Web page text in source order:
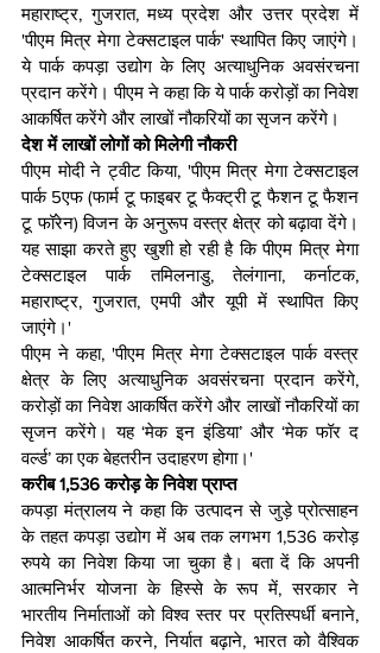
महाराष्ट्र, गुजरात, मध्य प्रदेश और उत्तर प्रदेश में
'पीएम मित्र मेगा टेक्सटाइल पार्क' स्थापित किए जाएंगे।
ये पार्क कपड़ा उद्योग के लिए अत्याधुनिक अवसंरचना
प्रदान करेंगे। पीएम ने कहा कि ये पार्क करोड़ों का निवेश
आकर्षित करेंगे और लाखों नौकरियों का सृजन करेंगे।
देश में लाखों लोगों को मिलेगी नौकरी
पीएम मोदी ने ट्वीट किया, 'पीएम मित्र मेगा टेक्सटाइल
पार्क 5एफ (फार्म टू फाइबर टू फैक्ट्री टू फैशन टू फैशन
टू फॉरेन) विजन के अनुरूप वस्त्र क्षेत्र को बढ़ावा देंगे।
यह साझा करते हुए खुशी हो रही है कि पीएम मित्र मेगा
टेक्सटाइल पार्क तमिलनाडु, तेलंगाना, कर्नाटक,
महाराष्ट्र, गुजरात, एमपी और यूपी में स्थापित किए
जाएंगे।'
पीएम ने कहा, 'पीएम मित्र मेगा टेक्सटाइल पार्क वस्त्र
क्षेत्र के लिए अत्याधुनिक अवसंरचना प्रदान करेंगे,
करोड़ों का निवेश आकर्षित करेंगे और लाखों नौकरियों का
सृजन करेंगे। यह ‘मेक इन इंडिया’ और ‘मेक फॉर द
वर्ल्ड’ का एक बेहतरीन उदाहरण होगा।'
करीब 1,536 करोड़ के निवेश प्राप्त
कपड़ा मंत्रालय ने कहा कि उत्पादन से जुड़े प्रोत्साहन
के तहत कपड़ा उद्योग में अब तक लगभग 1,536 करोड़
रुपये का निवेश किया जा चुका है। बता दें कि अपनी
आत्मनिर्भर योजना के हिस्से के रूप में, सरकार ने
भारतीय निर्माताओं को विश्व स्तर पर प्रतिस्पर्धी बनाने,
निवेश आकर्षित करने, निर्यात बढ़ाने, भारत को वैश्विक